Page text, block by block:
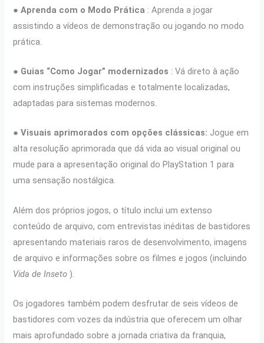
●Aprenda com o Modo Prática : Aprenda a jogar
assistindo a vídeos de demonstração ou jogando no modo
prática.
● Guias “Como Jogar” modernizados : Vá direto à ação
com instruções simplificadas e totalmente localizadas,
adaptadas para sistemas modernos.
●Visuais aprimorados com opções clássicas: Jogue em
alta resolução aprimorada que dá vida ao visual original ou
mude para a apresentação original do PlayStation 1 para
uma sensação nostálgica.
Além dos próprios jogos, o título inclui um extenso
conteúdo de arquivo, com entrevistas inéditas de bastidores
apresentando materiais raros de desenvolvimento, imagens
de arquivo e informações sobre os filmes e jogos (incluindo
Vida de Inseto).
Os jogadores também podem desfrutar de seis vídeos de
bastidores com vozes da indústria que oferecem um olhar
mais aprofundado sobre a jornada criativa da franquia,